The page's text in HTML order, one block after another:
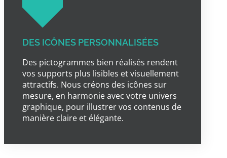
DES ICÔNES PERSONNALISÉES
Des pictogrammes bien réalisés rendent
vos supports plus lisibles et visuellement
attractifs. Nous créons des icônes sur
mesure, en harmonie avec votre univers
graphique, pour illustrer vos contenus de
manière claire et élégante.